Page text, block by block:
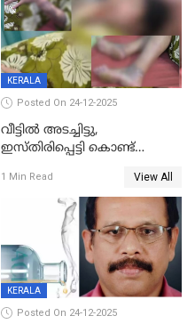
KERALA
Posted On 24-12-2025
വീട്ടിൽ അടച്ചിട്ടു,
ഇസ്തിരിപ്പെട്ടി കൊണ്ട്
ഗർഭിണിയായ യുവതിക്ക് ക്രൂര
1 Min Read View All
KERALA
Posted On 24-12-2025